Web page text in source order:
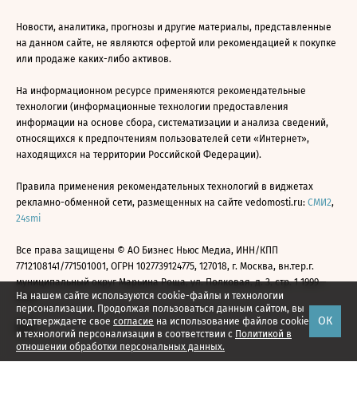
На нашем сайте используются cookie-файлы и технологии
персонализации. Продолжая пользоваться данным сайтом, вы
подтверждаете свое согласие на использование файлов cookie
и технологий персонализации в соответствии с Политикой в
отношении обработки персональных данных.
ОК
Новости, аналитика, прогнозы и другие материалы, представленные
на данном сайте, не являются офертой или рекомендацией к покупке
или продаже каких-либо активов.
На информационном ресурсе применяются рекомендательные
технологии (информационные технологии предоставления
информации на основе сбора, систематизации и анализа сведений,
относящихся к предпочтениям пользователей сети «Интернет»,
находящихся на территории Российской Федерации).
Правила применения рекомендательных технологий в виджетах
рекламно-обменной сети, размещенных на сайте vedomosti.ru: СМИ2,
24smi
Все права защищены © АО Бизнес Ньюс Медиа, ИНН/КПП
7712108141/771501001, ОГРН 1027739124775, 127018, г. Москва, вн.тер.г.
муниципальный округ Марьина Роща, ул. Полковая, д. 3, стр. 1 1999—
2026